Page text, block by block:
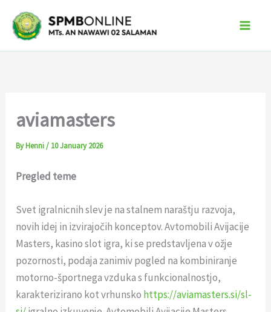
content
aviamasters
ByHenni/ 10 January 2026
Pregled teme
Svet igralnicnih slev je na stalnem naraštju razvoja,
novih idej in izvirajočih konceptov. Avtomobili Avijacije
Masters, kasino slot igra, ki se predstavljena v ožje
pozornosti, podaja zanimiv pogled na kombiniranje
motorno-športnega vzduka s funkcionalnostjo,
karakterizirano kot vrhunsko https://aviamasters.si/sl-